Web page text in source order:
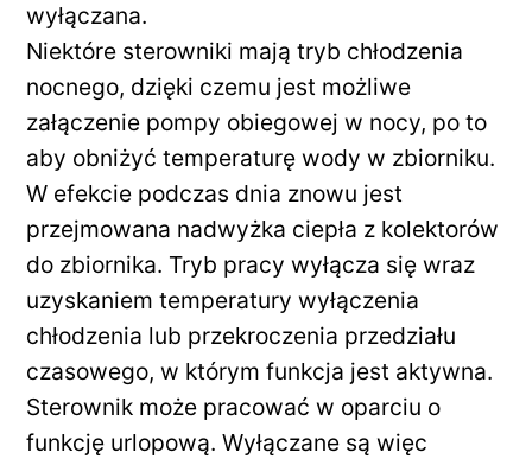
wyłączana.
Niektóre sterowniki mają tryb chłodzenia
nocnego, dzięki czemu jest możliwe
załączenie pompy obiegowej w nocy, po to
aby obniżyć temperaturę wody w zbiorniku.
W efekcie podczas dnia znowu jest
przejmowana nadwyżka ciepła z kolektorów
do zbiornika. Tryb pracy wyłącza się wraz
uzyskaniem temperatury wyłączenia
chłodzenia lub przekroczenia przedziału
czasowego, w którym funkcja jest aktywna.
Sterownik może pracować w oparciu o
funkcję urlopową. Wyłączane są więc